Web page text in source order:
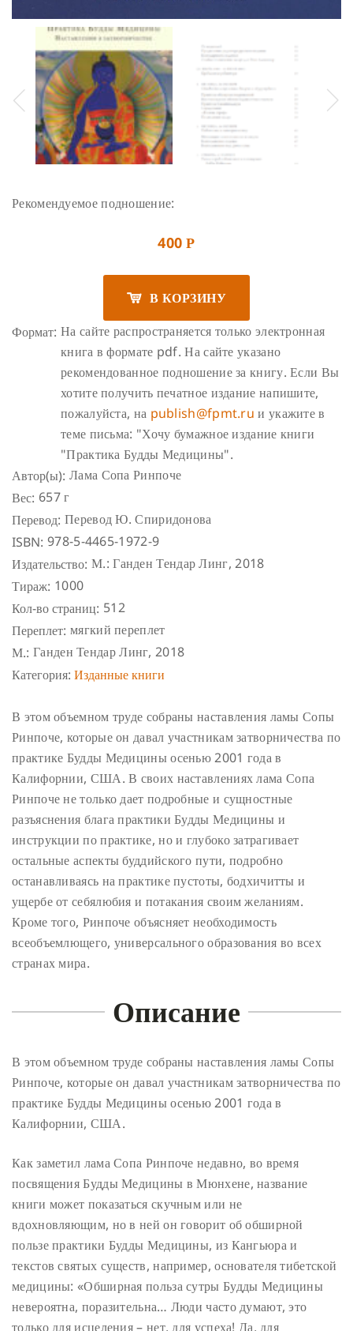
Рекомендуемое подношение:
400Р
В КОРЗИНУ
Формат: На сайте распространяется только электронная
книга в формате pdf. На сайте указано
рекомендованное подношение за книгу. Если Вы
хотите получить печатное издание напишите,
пожалуйста, на publish@fpmt.ru и укажите в
теме письма: "Хочу бумажное издание книги
"Практика Будды Медицины".
Автор(ы): Лама Сопа Ринпоче
Вес: 657 г
Перевод: Перевод Ю. Спиридо­нова
ISBN: 978-5-4465-1972-9
Издательство: М.: Ганден Тендар Линг, 2018
Тираж: 1000
Кол-во страниц: 512
Переплет: мягкий переплет
М.: Ганден Тендар Линг, 2018
Категория: Изданные книги
В этом объемном труде собраны наставления ламы Сопы
Ринпоче, которые он давал участникам затворничества по
практике Будды Медицины осенью 2001 года в
Калифорнии, США. В своих наставлениях лама Сопа
Ринпоче не только дает подробные и сущностные
разъяснения блага практики Будды Медицины и
инструкции по практике, но и глубоко затрагивает
остальные аспекты буддийского пути, подробно
останавливаясь на практике пустоты, бодхичитты и
ущербе от себялюбия и потакания своим желаниям.
Кроме того, Ринпоче объясняет необходимость
всеобъемлющего, универсального образования во всех
странах мира.
Описание
В этом объемном труде собраны наставления ламы Сопы
Ринпоче, которые он давал участникам затворничества по
практике Будды Медицины осенью 2001 года в
Калифорнии, США.
Как заметил лама Сопа Ринпоче недавно, во время
посвящения Будды Медицины в Мюнхене, название
книги может показаться скучным или не
вдохновляющим, но в ней он говорит об обширной
пользе практики Будды Медицины, из Кангьюра и
текстов святых существ, например, основателя тибетской
медицины: «Обширная польза сутры Будды Медицины
невероятна, поразительна… Люди часто думают, это
только для исцеления – нет, для успеха! Да, для